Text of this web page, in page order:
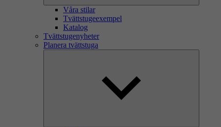
Våra stilar
Tvättstugeexempel
Katalog
Tvättstugenyheter
Planera tvättstuga